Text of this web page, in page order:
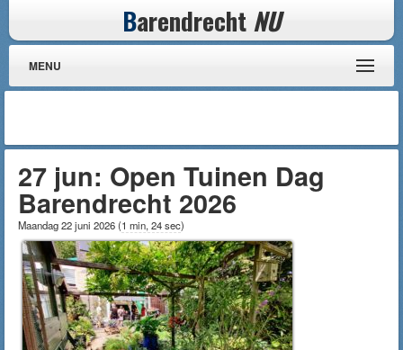
Barendrecht NU
MENU
27 jun: Open Tuinen Dag
Barendrecht 2026
Maandag 22 juni 2026(1 min, 24 sec)